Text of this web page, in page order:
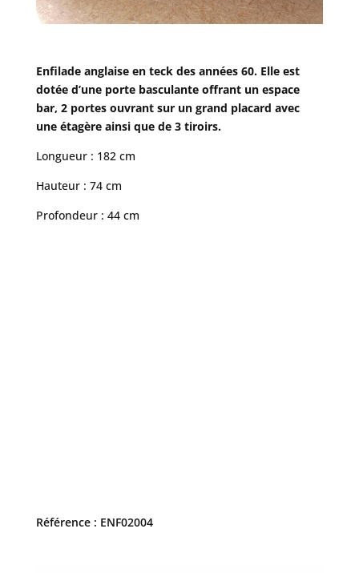
Enfilade anglaise en teck des années 60. Elle est
dotée d’une porte basculante offrant un espace
bar, 2 portes ouvrant sur un grand placard avec
une étagère ainsi que de 3 tiroirs.
Longueur : 182 cm
Hauteur : 74 cm
Profondeur : 44 cm
Référence : ENF02004